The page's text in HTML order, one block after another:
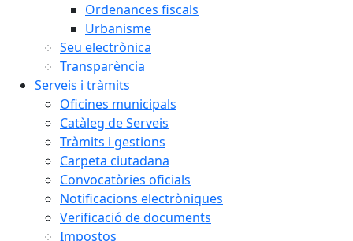
Ordenances fiscals
Urbanisme
Seu electrònica
Transparència
Serveis i tràmits
Oficines municipals
Catàleg de Serveis
Tràmits i gestions
Carpeta ciutadana
Convocatòries oficials
Notificacions electròniques
Verificació de documents
Impostos